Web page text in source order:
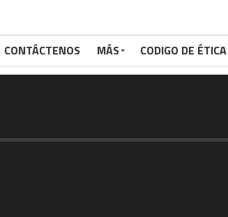
CONTÁCTENOS MÁS CODIGO DE ÉTICA